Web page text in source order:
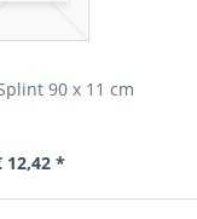
90 x 11 cm
12,42 *